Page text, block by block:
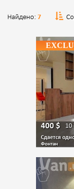
Найдено: 7
400$ 10
Сдается
Фонтан